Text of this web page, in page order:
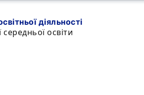
діяльності
освіти